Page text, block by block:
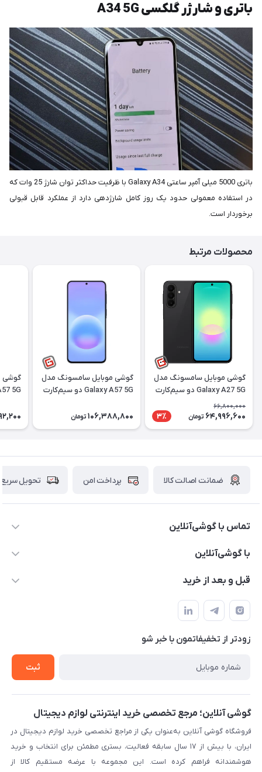
باتری و شارژر گلکسی A34 5G
باتری 5000 میلی آمپر ساعتی Galaxy A34 با ظرفیت حداکثر توان شارژ 25 وات که
در استفاده معمولی حدود یک روز کامل شارژدهی دارد از عملکرد قابل قبولی
برخوردار است.
محصولات مرتبط
گوشی موبایل سامسونگ مدل
Galaxy A27 5G دو سیم‌کارت
گیگابایت | ریجسترشده
66,800,000
64,996,600 تومان 3٪
گوشی موبایل سامسونگ مدل
Galaxy A57 5G دو سیم‌کارت
گیگابایت | ریجسترشده
106,388,800 تومان
گوشی
ضمانت اصالت کالا پرداخت امن تحویل سریع
تماس با گوشی‌آنلاین
۰۲۱91001221
با گوشی‌آنلاین
درباره ما
حساب کاربری
حریم خصوصی
قبل و بعد از خرید
نحوه خرید از گوشی آنلاین
شرایط ضمانت هفت روزه
روش ارسال کالا در گوشی آنلاین
روش بازگردانی کالا
زودتر از تخفیفاتمون با خبر شو
ثبت
گوشی آنلاین؛ مرجع تخصصی خرید اینترنتی لوازم دیجیتال
فروشگاه گوشی آنلاین به‌عنوان یکی از مراجع تخصصی خرید لوازم دیجیتال در
ایران، با بیش از ۱۷ سال سابقه فعالیت، بستری مطمئن برای انتخاب و خرید
هوشمندانه فراهم کرده است. این مجموعه با عرضه مستقیم کالا از